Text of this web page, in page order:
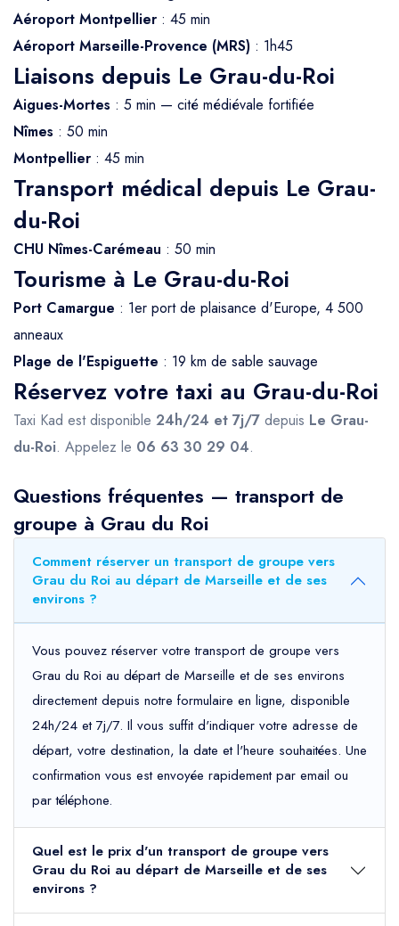
Aéroport Montpellier : 45 min
Aéroport Marseille-Provence (MRS) : 1h45
Liaisons depuis Le Grau-du-Roi
Aigues-Mortes : 5 min — cité médiévale fortifiée
Nîmes : 50 min
Montpellier : 45 min
Transport médical depuis Le Grau-
du-Roi
CHU Nîmes-Carémeau : 50 min
Tourisme à Le Grau-du-Roi
Port Camargue : 1er port de plaisance d'Europe, 4 500
anneaux
Plage de l'Espiguette : 19 km de sable sauvage
Réservez votre taxi au Grau-du-Roi
Taxi Kad est disponible 24h/24 et 7j/7 depuis Le Grau-
du-Roi. Appelez le 06 63 30 29 04.
Questions fréquentes — transport de
groupe à Grau du Roi
Comment réserver un transport de groupe vers
Grau du Roi au départ de Marseille et de ses
environs ?
Vous pouvez réserver votre transport de groupe vers
Grau du Roi au départ de Marseille et de ses environs
directement depuis notre formulaire en ligne, disponible
24h/24 et 7j/7. Il vous suffit d'indiquer votre adresse de
départ, votre destination, la date et l'heure souhaitées. Une
confirmation vous est envoyée rapidement par email ou
par téléphone.
Quel est le prix d'un transport de groupe vers
Grau du Roi au départ de Marseille et de ses
environs ?